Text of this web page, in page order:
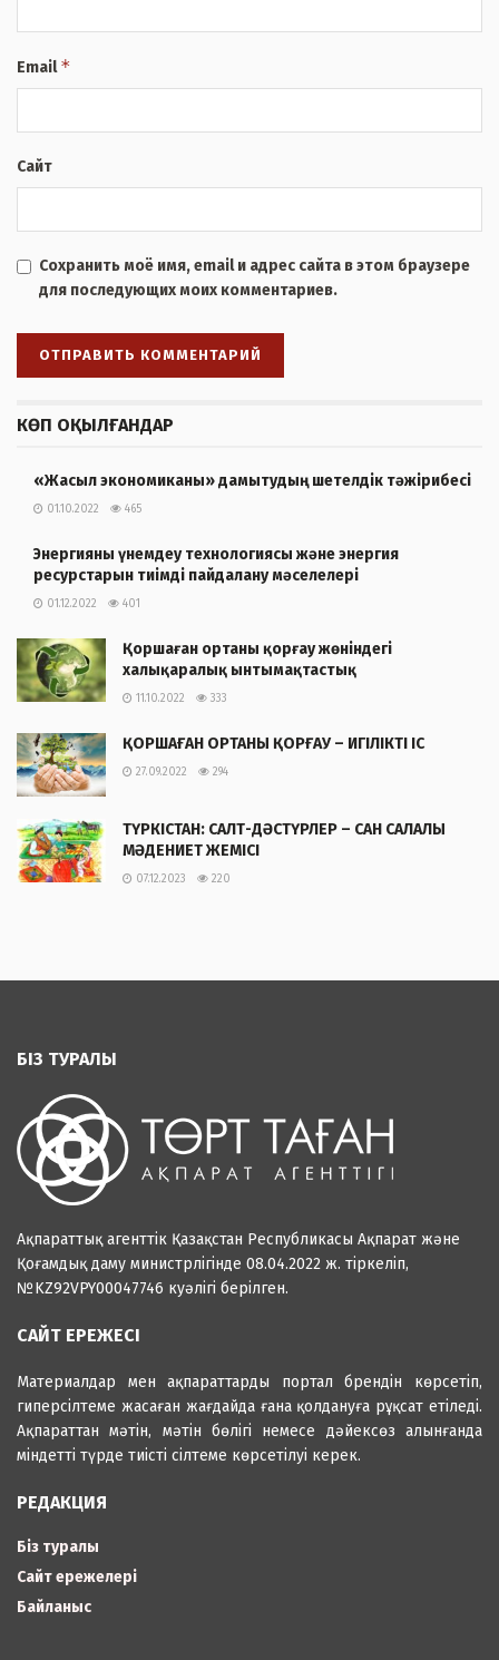
Email*
Сайт
Сохранить моё имя, email и адрес сайта в этом браузере
для последующих моих комментариев.
КӨП ОҚЫЛҒАНДАР
«Жасыл экономиканы» дамытудың шетелдік тәжірибесі
01.10.2022 465
Энергияны үнемдеу технологиясы және энергия
ресурстарын тиімді пайдалану мәселелері
01.12.2022 401
Қоршаған ортаны қорғау жөніндегі
халықаралық ынтымақтастық
11.10.2022 333
ҚОРШАҒАН ОРТАНЫ ҚОРҒАУ – ИГІЛІКТІ ІС
27.09.2022 294
ТҮРКІСТАН: САЛТ-ДӘСТҮРЛЕР – САН САЛАЛЫ
МӘДЕНИЕТ ЖЕМІСІ
07.12.2023 220
БІЗ ТУРАЛЫ
Ақпараттық агенттік Қазақстан Республикасы Ақпарат және
Қоғамдық даму министрлігінде 08.04.2022 ж. тіркеліп,
№KZ92VPY00047746 куәлігі берілген.
САЙТ ЕРЕЖЕСІ
Материалдар мен ақпараттарды портал брендін көрсетіп,
гиперсілтеме жасаған жағдайда ғана қолдануға рұқсат етіледі.
Ақпараттан мәтін, мәтін бөлігі немесе дәйексөз алынғанда
міндетті түрде тиісті сілтеме көрсетілуі керек.
РЕДАКЦИЯ
Біз туралы
Сайт ережелері
Байланыс